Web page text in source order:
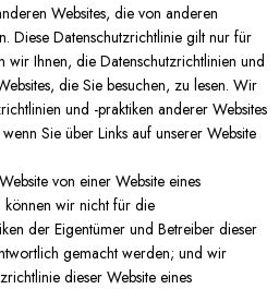
Websites, die von anderen
Diese Datenschutzrichtlinie gilt nur für
wir Ihnen, die Datenschutzrichtlinien und
die Sie besuchen, zu lesen. Wir
und -praktiken anderer Websites
Sie über Links auf unserer Website
von einer Website eines
können wir nicht für die
der Eigentümer und Betreiber dieser
gemacht werden; und wir
dieser Website eines